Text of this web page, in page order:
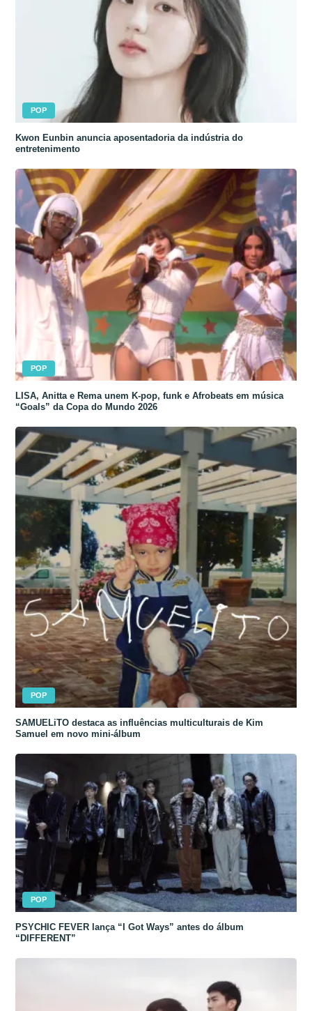
POP
Kwon Eunbin anuncia aposentadoria da indústria do
entretenimento
POP
LISA, Anitta e Rema unem K-pop, funk e Afrobeats em música
“Goals” da Copa do Mundo 2026
POP
SAMUELiTO destaca as influências multiculturais de Kim
Samuel em novo mini-álbum
POP
PSYCHIC FEVER lança “I Got Ways” antes do álbum
“DIFFERENT”